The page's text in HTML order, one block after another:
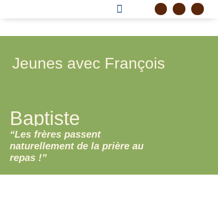
Jeunes avec François
Baptiste
“Les frères passent
naturellement de la prière au
repas !”